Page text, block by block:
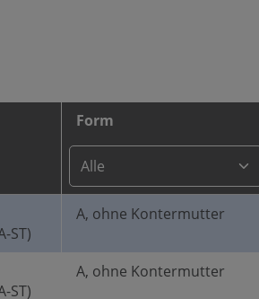
Form
ST)
A, ohne Kontermutter
ST)
A, ohne Kontermutter